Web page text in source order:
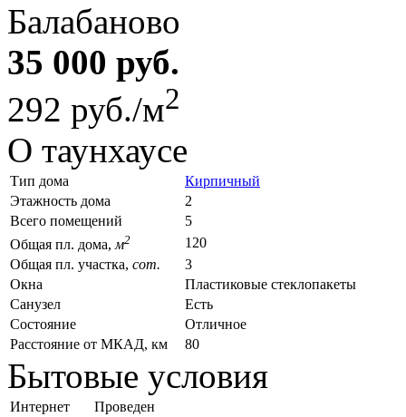
Балабаново
35 000 руб.
292 руб./м2
О таунхаусе
Тип дома
Кирпичный
Этажность дома
2
Всего помещений
5
Общая пл. дома, м2
120
Общая пл. участка, сот.
3
Окна
Пластиковые стеклопакеты
Санузел
Есть
Состояние
Отличное
Расстояние от МКАД, км
80
Бытовые условия
Интернет
Проведен